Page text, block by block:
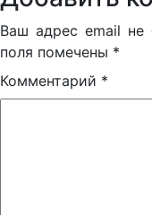
Ваш адрес email не
поля помечены *
Комментарий *